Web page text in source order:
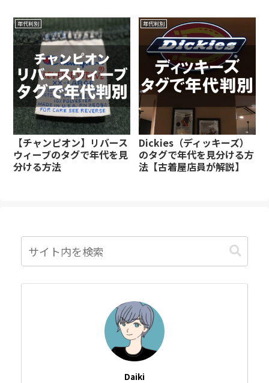
年代判別
【チャンピオン】リバース
ウィーブのタグで年代を見
分ける方法
年代判別
Dickies（ディッキーズ）
のタグで年代を見分ける方
法【古着屋店員が解説】
Daiki